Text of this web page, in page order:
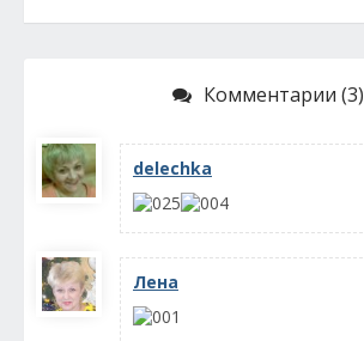
Комментарии (3)
delechka
Лена